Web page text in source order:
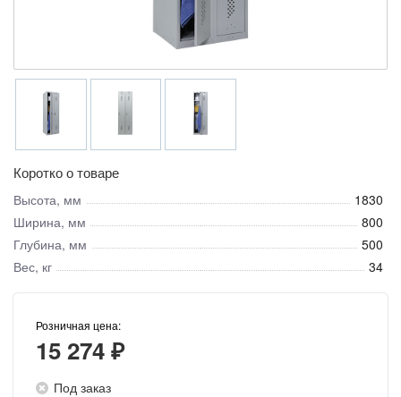
Коротко о товаре
Высота, мм
1830
Ширина, мм
800
Глубина, мм
500
Вес, кг
34
Розничная цена:
15 274 ₽
Под заказ